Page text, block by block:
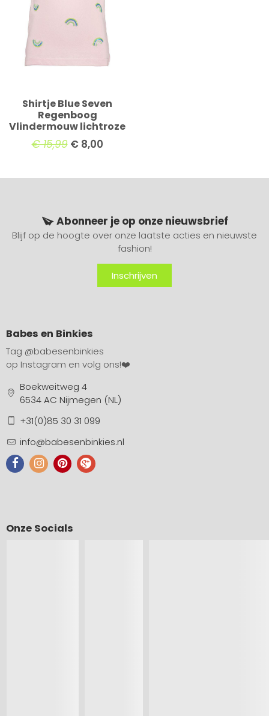
Shirtje Blue Seven
Regenboog
Vlindermouw lichtroze
€15,99 €8,00
Abonneer je op onze nieuwsbrief
Blijf op de hoogte over onze laatste acties en nieuwste
fashion!
Inschrijven
Babes en Binkies
Tag @babesenbinkies
op Instagram en volg ons!❤️
Boekweitweg 4
6534 AC Nijmegen (NL)
+31(0)85 30 31 099
info@babesenbinkies.nl
Onze Socials